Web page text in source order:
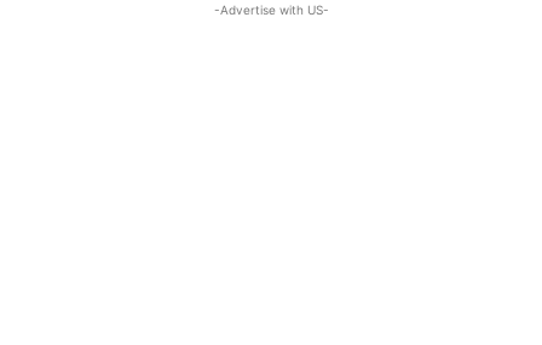
-Advertise with US-